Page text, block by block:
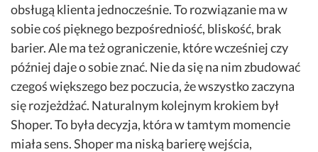
obsługą klienta jednocześnie. To rozwiązanie ma w
sobie coś pięknego bezpośredniość, bliskość, brak
barier. Ale ma też ograniczenie, które wcześniej czy
później daje o sobie znać. Nie da się na nim zbudować
czegoś większego bez poczucia, że wszystko zaczyna
się rozjeżdżać. Naturalnym kolejnym krokiem był
Shoper. To była decyzja, która w tamtym momencie
miała sens. Shoper ma niską barierę wejścia,